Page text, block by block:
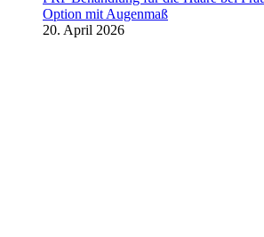
Option mit Augenmaß
20. April 2026